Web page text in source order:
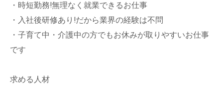
・時短勤務!無理なく就業できるお仕事
・入社後研修あり!だから業界の経験は不問
・子育て中・介護中の方でもお休みが取りやすいお仕事
です
求める人材